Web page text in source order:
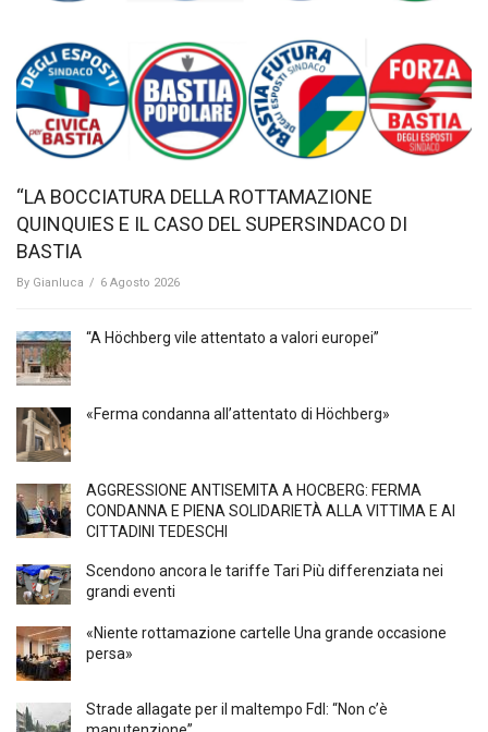
“LA BOCCIATURA DELLA ROTTAMAZIONE
QUINQUIES E IL CASO DEL SUPERSINDACO DI
BASTIA
By Gianluca / 6 Agosto 2026
“A Höchberg vile attentato a valori europei”
«Ferma condanna all’attentato di Höchberg»
AGGRESSIONE ANTISEMITA A HÖCBERG: FERMA
CONDANNA E PIENA SOLIDARIETÀ ALLA VITTIMA E AI
CITTADINI TEDESCHI
Scendono ancora le tariffe Tari Più differenziata nei
grandi eventi
«Niente rottamazione cartelle Una grande occasione
persa»
Strade allagate per il maltempo FdI: “Non c’è